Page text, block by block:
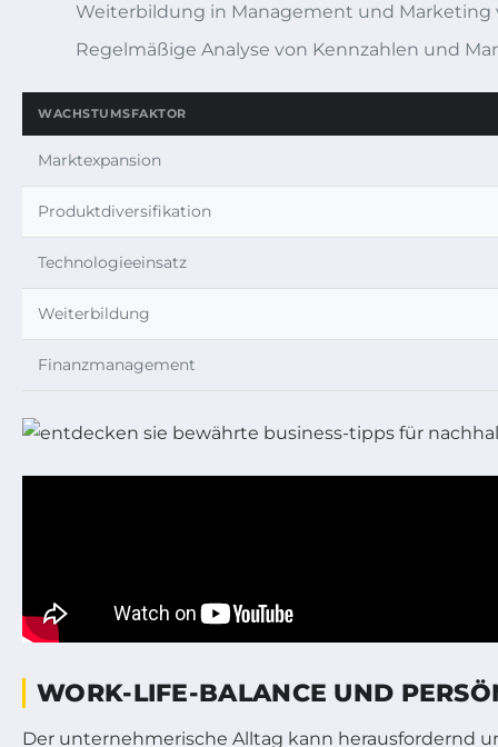
Weiterbildung in Management und Marketing
Regelmäßige Analyse von Kennzahlen und
WACHSTUMSFAKTOR
Marktexpansion
Produktdiversifikation
Technologieeinsatz
Weiterbildung
Finanzmanagement
WORK-LIFE-BALANCE UND
Der unternehmerische Alltag kann herausfordernd